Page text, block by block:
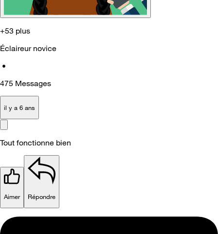
+53 plus
Éclaireur novice
•
475 Messages
il y a 6 ans
Tout fonctionne bien
Aimer Répondre